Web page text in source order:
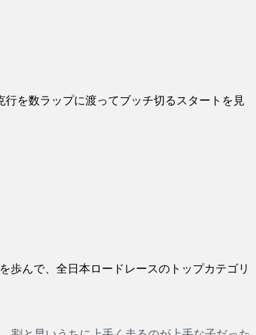
行を数ラップに渡ってブッチ切るスタートを見
歩んで、全日本ロードレースのトップカテゴリ